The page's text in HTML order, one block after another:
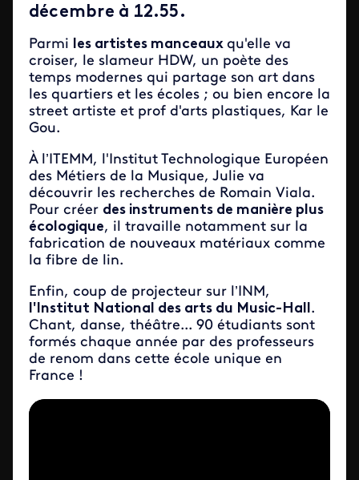
décembre à 12.55.
Parmi les artistes manceaux qu'elle va
croiser, le slameur HDW, un poète des
temps modernes qui partage son art dans
les quartiers et les écoles ; ou bien encore la
street artiste et prof d'arts plastiques, Kar le
Gou.
À l’ITEMM, l'Institut Technologique Européen
des Métiers de la Musique, Julie va
découvrir les recherches de Romain Viala.
Pour créer des instruments de manière plus
écologique, il travaille notamment sur la
fabrication de nouveaux matériaux comme
la fibre de lin.
Enfin, coup de projecteur sur l’INM,
l'Institut National des arts du Music-Hall.
Chant, danse, théâtre... 90 étudiants sont
formés chaque année par des professeurs
de renom dans cette école unique en
France !